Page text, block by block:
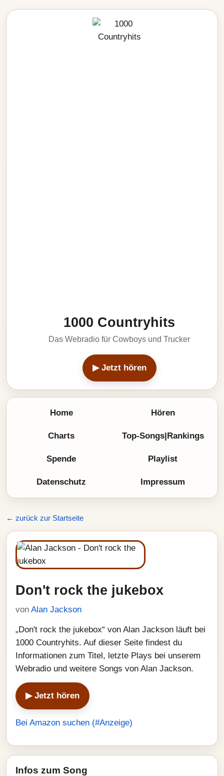
1000 Countryhits
Das Webradio für Cowboys und Trucker
▶ Jetzt hören
Home Hören
Charts Top-Songs|Rankings
Spende Playlist
Datenschutz Impressum
← zurück zur Startseite
Don't rock the jukebox
von Alan Jackson
„Don't rock the jukebox“ von Alan Jackson läuft bei
1000 Countryhits. Auf dieser Seite findest du
Informationen zum Titel, letzte Plays bei unserem
Webradio und weitere Songs von Alan Jackson.
▶ Jetzt hören
Bei Amazon suchen (#Anzeige)
Infos zum Song